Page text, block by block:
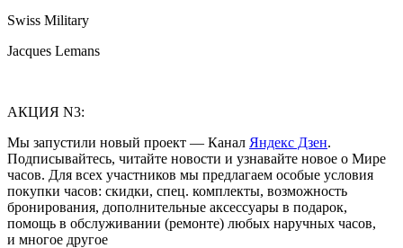
Swiss Military
Jacques Lemans
АКЦИЯ N3:
Мы запустили новый проект — Канал Яндекс Дзен.
Подписывайтесь, читайте новости и узнавайте новое о Мире
часов. Для всех участников мы предлагаем особые условия
покупки часов: скидки, спец. комплекты, возможность
бронирования, дополнительные аксессуары в подарок,
помощь в обслуживании (ремонте) любых наручных часов,
и многое другое